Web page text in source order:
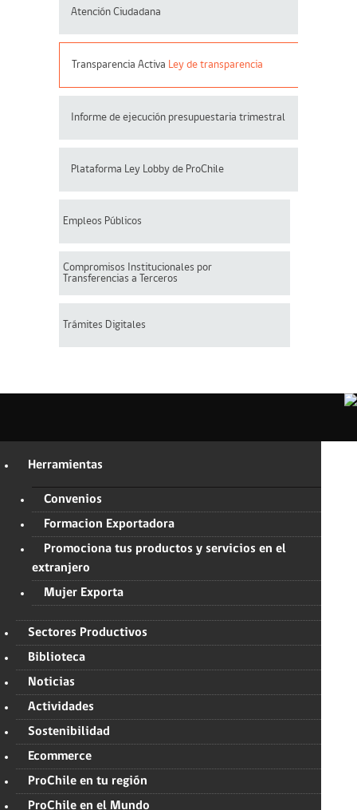
Atención Ciudadana
Transparencia Activa Ley de transparencia
Informe de ejecución presupuestaria trimestral
Plataforma Ley Lobby de ProChile
Empleos Públicos
Compromisos Institucionales por
Transferencias a Terceros
Trámites Digitales
Herramientas
Convenios
Formacion Exportadora
Promociona tus productos y servicios en el
extranjero
Mujer Exporta
Sectores Productivos
Biblioteca
Noticias
Actividades
Sostenibilidad
Ecommerce
ProChile en tu región
ProChile en el Mundo